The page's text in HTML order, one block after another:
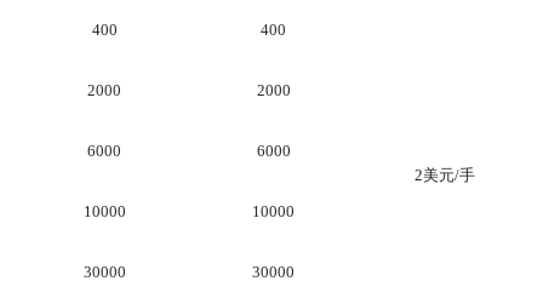
400 400
2美元/手
2000 2000
6000 6000
10000 10000
30000 30000